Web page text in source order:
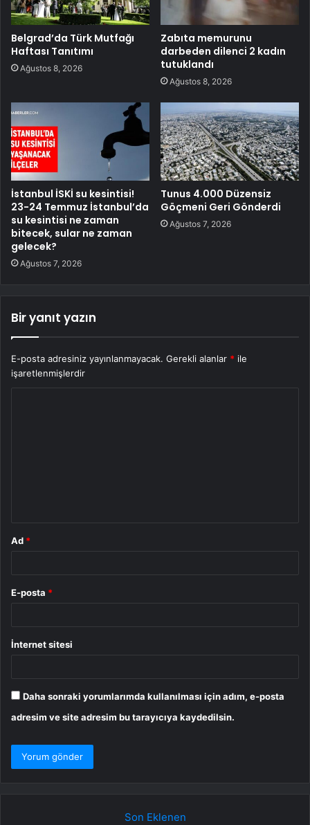
Belgrad’da Türk Mutfağı
Haftası Tanıtımı
Ağustos 8, 2026
Zabıta memurunu
darbeden dilenci 2 kadın
tutuklandı
Ağustos 8, 2026
İstanbul İSKİ su kesintisi!
23-24 Temmuz İstanbul’da
su kesintisi ne zaman
bitecek, sular ne zaman
gelecek?
Ağustos 7, 2026
Tunus 4.000 Düzensiz
Göçmeni Geri Gönderdi
Ağustos 7, 2026
Bir yanıt yazın
E-posta adresiniz yayınlanmayacak. Gerekli alanlar * ile
işaretlenmişlerdir
Ad *
E-posta *
İnternet sitesi
Daha sonraki yorumlarımda kullanılması için adım, e-posta
adresim ve site adresim bu tarayıcıya kaydedilsin.
Son Eklenen